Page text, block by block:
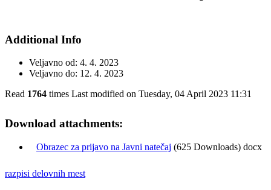
Additional Info
Veljavno od: 4. 4. 2023
Veljavno do: 12. 4. 2023
Read 1764 times Last modified on Tuesday, 04 April 2023 11:31
Download attachments:
Obrazec za prijavo na Javni natečaj (625 Downloads) docx
razpisi delovnih mest